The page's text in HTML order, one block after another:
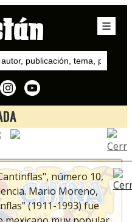
cine
número 10,
Mario Moreno,
(1911-1993) fue